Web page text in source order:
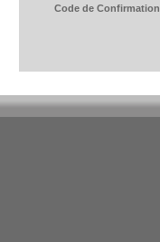
Code de Confirmation